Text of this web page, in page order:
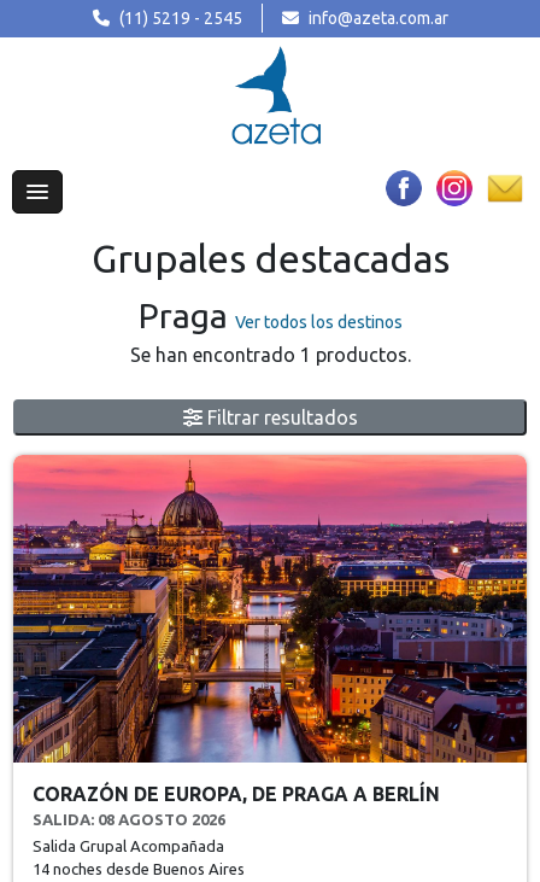
(11) 5219 - 2545 info@azeta.com.ar
Grupales destacadas
Praga Ver todos los destinos
Se han encontrado 1 productos.
Filtrar resultados
CORAZÓN DE EUROPA, DE PRAGA A BERLÍN
SALIDA: 08 AGOSTO 2026
Salida Grupal Acompañada
14 nochesdesde Buenos Aires